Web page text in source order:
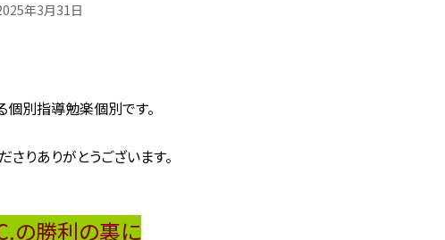
年3月31日
別指導勉楽個別です。
りありがとうございます。
の勝利の裏に